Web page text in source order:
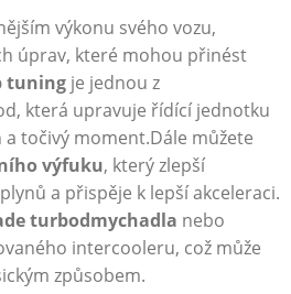
výkonu svého vozu,
úprav, které mohou přinést
tuningje jednou z
která upravuje řídící jednotku
točivý moment.Dále můžete
výfuku, který zlepší
a přispěje k lepší akceleraci.
turbodmychadla nebo
intercooleru, což může
způsobem.